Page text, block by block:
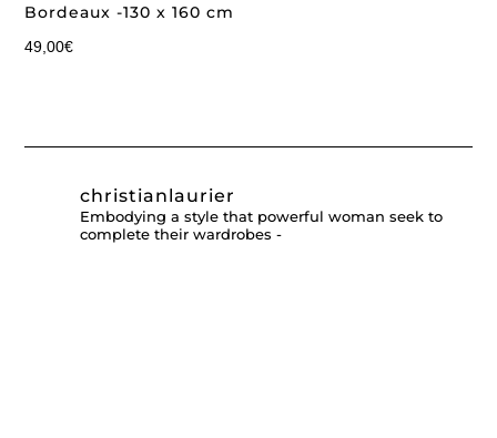
Bordeaux -130 x 160 cm
49,00€
christianlaurier
Embodying a style that powerful woman seek to
complete their wardrobes -